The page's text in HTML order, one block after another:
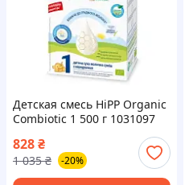
Детская смесь HiPP Organic
Combiotic 1 500 г 1031097
828₴
1 035 ₴ -20%